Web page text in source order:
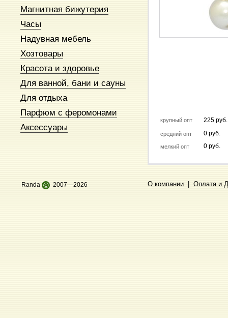
Магнитная бижутерия
Часы
Надувная мебель
Хозтовары
Красота и здоровье
Для ванной, бани и сауны
Для отдыха
Парфюм с феромонами
Аксессуары
крупный опт 225 руб.
средний опт 0 руб.
мелкий опт 0 руб.
Randa © 2007—2026 О компании Оплата и